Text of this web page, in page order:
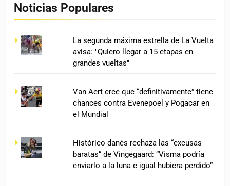
Noticias Populares
La segunda máxima estrella de La Vuelta
avisa: "Quiero llegar a 15 etapas en
grandes vueltas"
Van Aert cree que “definitivamente” tiene
chances contra Evenepoel y Pogacar en
el Mundial
Histórico danés rechaza las “excusas
baratas” de Vingegaard: “Visma podría
enviarlo a la luna e igual hubiera perdido”